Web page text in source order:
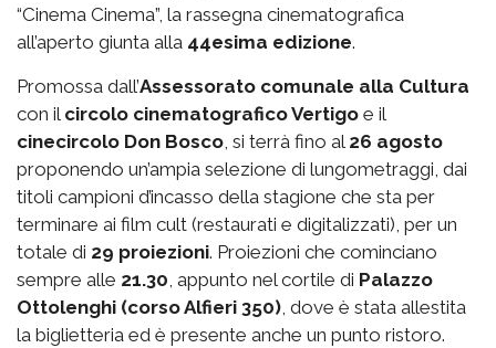
“Cinema Cinema”, la rassegna cinematografica
all’aperto giunta alla 44esima edizione.
Promossa dall’Assessorato comunale alla Cultura
con il circolo cinematografico Vertigo e il
cinecircolo Don Bosco, si terrà fino al 26 agosto
proponendo un’ampia selezione di lungometraggi, dai
titoli campioni d’incasso della stagione che sta per
terminare ai film cult (restaurati e digitalizzati), per un
totale di 29 proiezioni. Proiezioni che cominciano
sempre alle 21.30, appunto nel cortile di Palazzo
Ottolenghi (corso Alfieri 350), dove è stata allestita
la biglietteria ed è presente anche un punto ristoro.